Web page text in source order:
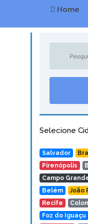
Home
Selecione
Salvador
Pirenópolis
Campo
Belém
João
Recife
Foz do Iguaçu